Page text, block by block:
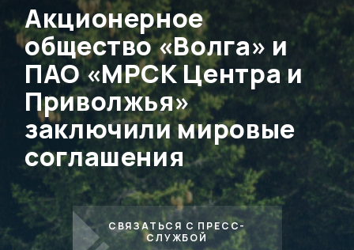
Акционерное
общество «Волга» и
ПАО «МРСК Центра и
Приволжья»
заключили мировые
соглашения
СВЯЗАТЬСЯ С ПРЕСС-
СЛУЖБОЙ